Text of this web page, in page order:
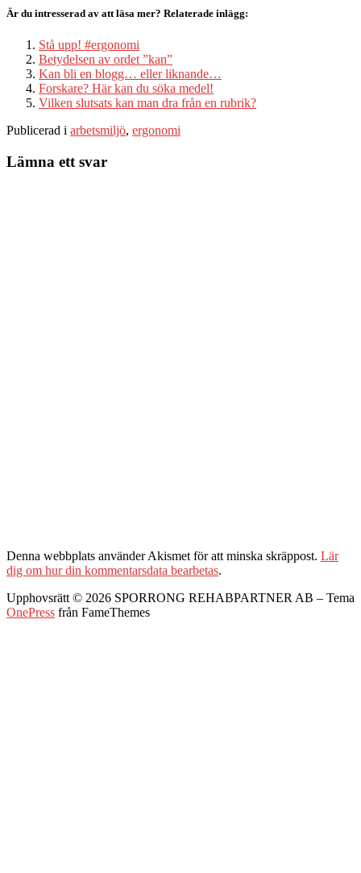
Är du intresserad av att läsa mer? Relaterade inlägg:
Stå upp! #ergonomi
Betydelsen av ordet ”kan”
Kan bli en blogg… eller liknande…
Forskare? Här kan du söka medel!
Vilken slutsats kan man dra från en rubrik?
Publicerad i arbetsmiljö, ergonomi
Lämna ett svar
Denna webbplats använder Akismet för att minska skräppost. Lär
dig om hur din kommentarsdata bearbetas.
Upphovsrätt © 2026 SPORRONG REHABPARTNER AB – Tema
OnePress från FameThemes